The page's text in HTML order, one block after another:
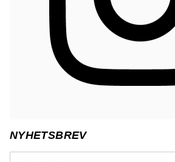
NYHETSBREV